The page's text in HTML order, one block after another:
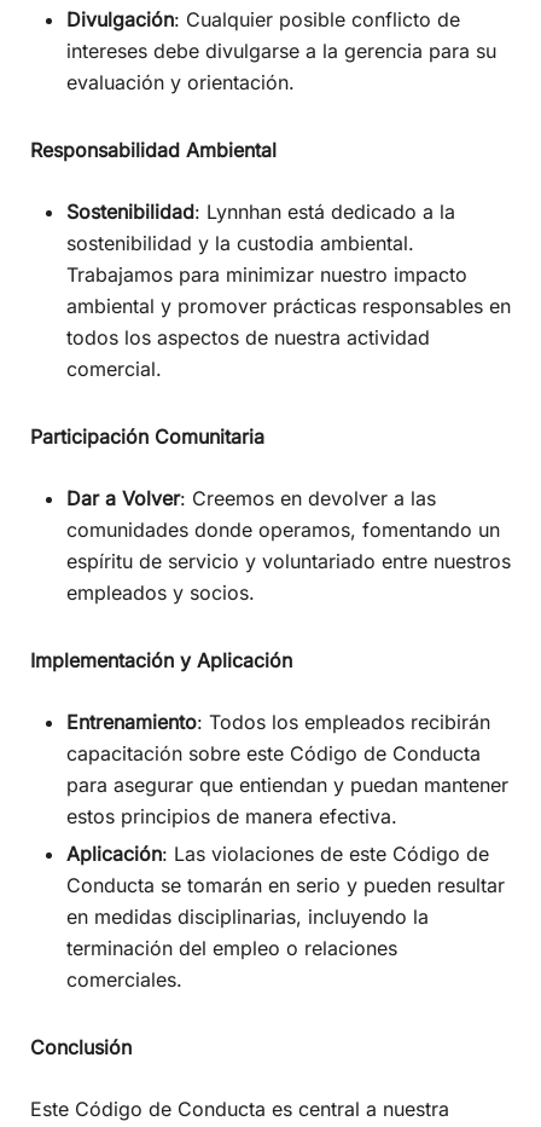
Divulgación: Cualquier posible conflicto de
intereses debe divulgarse a la gerencia para su
evaluación y orientación.
Responsabilidad Ambiental
Sostenibilidad: Lynnhan está dedicado a la
sostenibilidad y la custodia ambiental.
Trabajamos para minimizar nuestro impacto
ambiental y promover prácticas responsables en
todos los aspectos de nuestra actividad
comercial.
Participación Comunitaria
Dar a Volver: Creemos en devolver a las
comunidades donde operamos, fomentando un
espíritu de servicio y voluntariado entre nuestros
empleados y socios.
Implementación y Aplicación
Entrenamiento: Todos los empleados recibirán
capacitación sobre este Código de Conducta
para asegurar que entiendan y puedan mantener
estos principios de manera efectiva.
Aplicación: Las violaciones de este Código de
Conducta se tomarán en serio y pueden resultar
en medidas disciplinarias, incluyendo la
terminación del empleo o relaciones
comerciales.
Conclusión
Este Código de Conducta es central a nuestra